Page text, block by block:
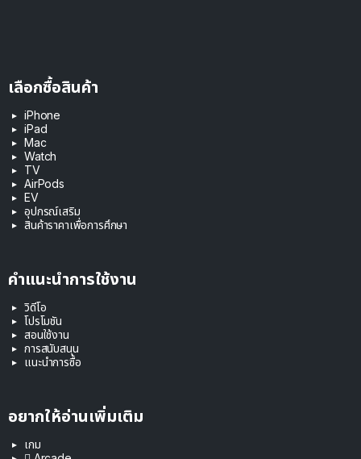
เลือกซื้อสินค้า
iPhone
iPad
Mac
Watch
TV
AirPods
EV
อุปกรณ์เสริม
สินค้าราคาเพื่อการศึกษา
คำแนะนำการใช้งาน
วิดีโอ
โปรโมชัน
สอนใช้งาน
การสนับสนุน
แนะนำการซื้อ
อยากให้อ่านเพิ่มเติม
เกม